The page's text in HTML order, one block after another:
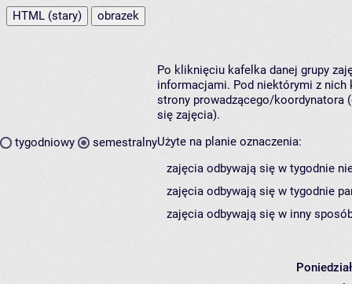
HTML (stary)
obrazek
tygodniowy semestralny
Po kliknięciu kafelka danej grupy
informacjami. Pod niektórymi z nich
strony prowadzącego/koordynatora
się zajęcia).
Użyte na planie oznaczenia:
zajęcia odbywają się w tygodnie
zajęcia odbywają się w tygodnie
zajęcia odbywają się w inny